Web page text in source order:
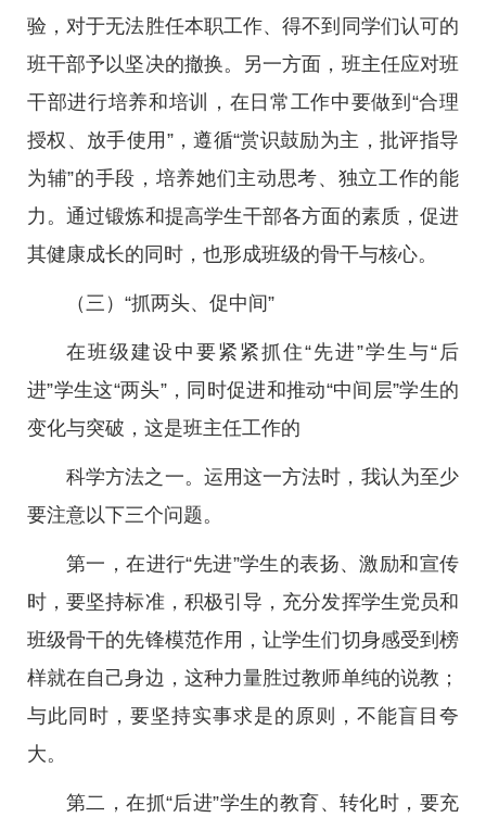
验，对于无法胜任本职工作、得不到同学们认可的
班干部予以坚决的撤换。另一方面，班主任应对班
干部进行培养和培训，在日常工作中要做到“合理
授权、放手使用”，遵循“赏识鼓励为主，批评指导
为辅”的手段，培养她们主动思考、独立工作的能
力。通过锻炼和提高学生干部各方面的素质，促进
其健康成长的同时，也形成班级的骨干与核心。
（三）“抓两头、促中间”
在班级建设中要紧紧抓住“先进”学生与“后
进”学生这“两头”，同时促进和推动“中间层”学生的
变化与突破，这是班主任工作的
科学方法之一。运用这一方法时，我认为至少
要注意以下三个问题。
第一，在进行“先进”学生的表扬、激励和宣传
时，要坚持标准，积极引导，充分发挥学生党员和
班级骨干的先锋模范作用，让学生们切身感受到榜
样就在自己身边，这种力量胜过教师单纯的说教；
与此同时，要坚持实事求是的原则，不能盲目夸
大。
第二，在抓“后进”学生的教育、转化时，要充